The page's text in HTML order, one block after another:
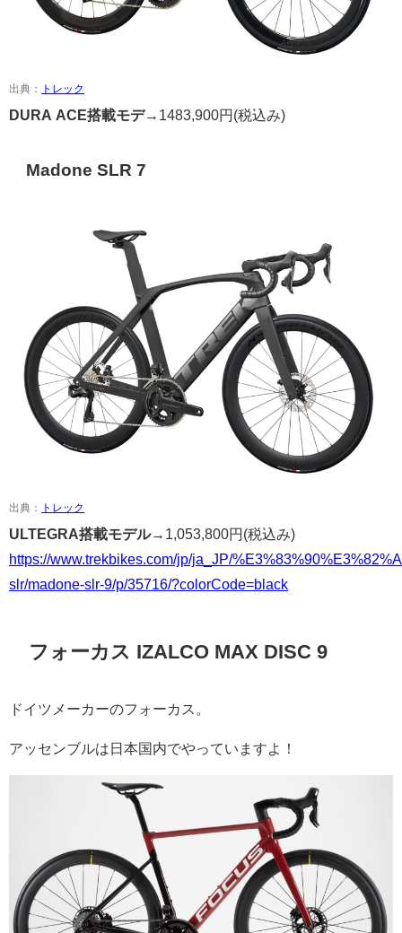
出典： トレック
DURA ACE搭載モデ→ 1483,900円 (税込み)
Madone SLR 7
出典： トレック
ULTEGRA搭載モデル→ 1,053,800円 (税込み)
https://www.trekbikes.com/jp/ja_JP/
slr/madone-slr-9/p/35716/?colorCode=black
フォーカス IZALCO MAX DISC 9
ドイツメーカーのフォーカス。
アッセンブルは日本国内でやっていますよ！